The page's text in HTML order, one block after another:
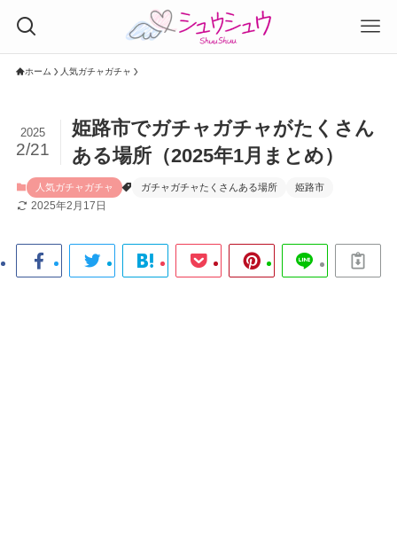
ホーム 人気ガチャガチャ
姫路市でガチャガチャがたくさん
ある場所（2025年1月まとめ）
2025
2/21
人気ガチャガチャ ガチャガチャたくさんある場所 姫路市
2025年2月17日